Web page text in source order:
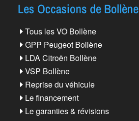
Les Occasions de Bollène
Tous les VO Bollène
GPP Peugeot Bollène
LDA Citroën Bollène
VSP Bollène
Reprise du véhicule
Le financement
Le garanties & révisions